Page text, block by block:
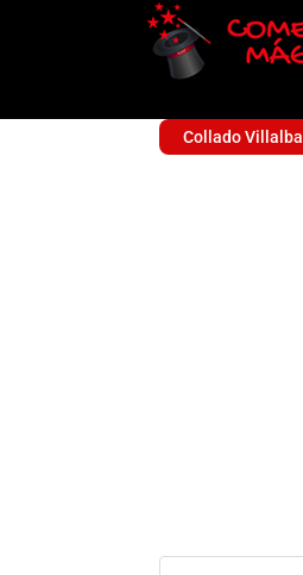
Collado Villalba